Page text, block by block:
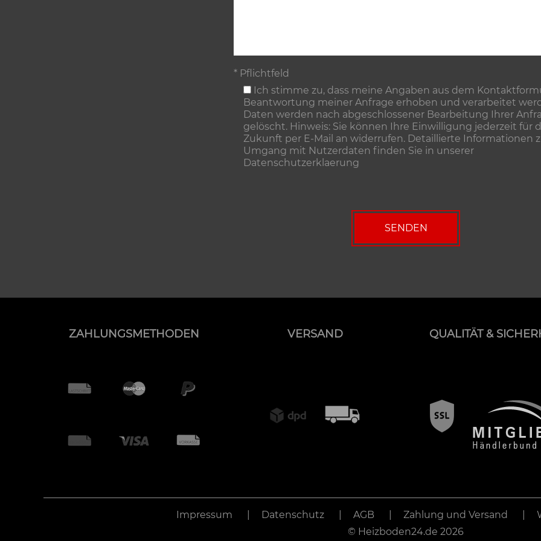
* Pflichtfeld
Ich stimme zu, dass meine Angaben aus dem
Beantwortung meiner Anfrage erhoben und verarbeitet
Daten werden nach abgeschlossener Bearbeitung Ihrer
gelöscht. Hinweis: Sie können Ihre Einwilligung jederzeit für
Zukunft per E-Mail an widerrufen. Detaillierte Informationen
Umgang mit Nutzerdaten finden Sie in unserer
Datenschutzerklaerung
ZAHLUNGSMETHODEN VERSAND QUALITÄT &
Impressum Datenschutz AGB Zahlung und Versand
© Heizboden24.de 2026